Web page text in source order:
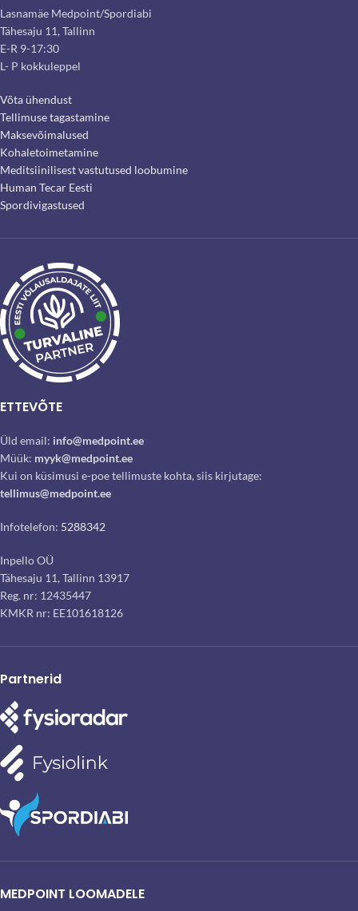
Lasnamäe Medpoint/Spordiabi
Tähesaju 11, Tallinn
E-R 9-17:30
L- P kokkuleppel
Võta ühendust
Tellimuse tagastamine
Maksevõimalused
Kohaletoimetamine
Meditsiinilisest vastutused loobumine
Human Tecar Eesti
Spordivigastused
ETTEVÕTE
Üld email: info@medpoint.ee
Müük: myyk@medpoint.ee
Kui on küsimusi e-poe tellimuste kohta, siis kirjutage:
tellimus@medpoint.ee
Infotelefon: 5288342
Inpello OÜ
Tähesaju 11, Tallinn 13917
Reg. nr: 12435447
KMKR nr: EE101618126
Partnerid
MEDPOINT LOOMADELE